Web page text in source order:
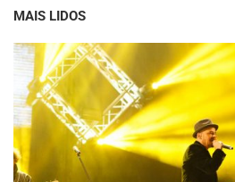
MAIS LIDOS